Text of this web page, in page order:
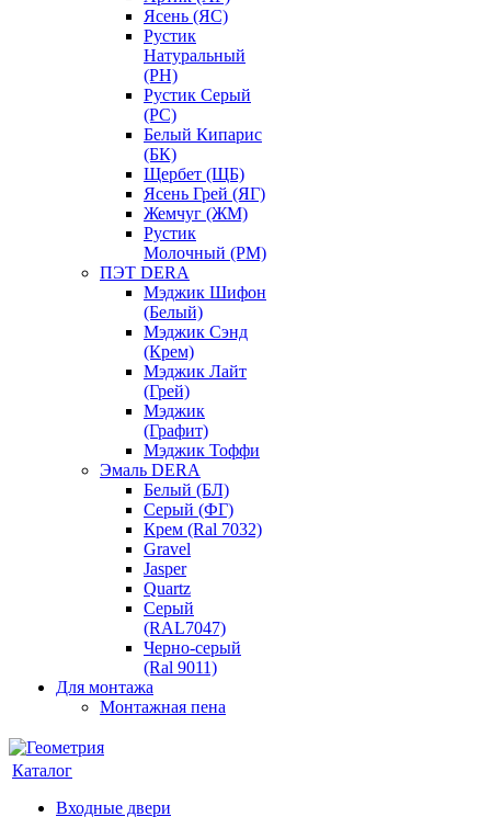
Ясень (ЯС)
Рустик
Натуральный
(РН)
Рустик Серый
(РС)
Белый Кипарис
(БК)
Щербет (ЩБ)
Ясень Грей (ЯГ)
Жемчуг (ЖМ)
Рустик
Молочный (РМ)
ПЭТ DERA
Мэджик Шифон
(Белый)
Мэджик Сэнд
(Крем)
Мэджик Лайт
(Грей)
Мэджик
(Графит)
Мэджик Тоффи
Эмаль DERA
Белый (БЛ)
Серый (ФГ)
Крем (Ral 7032)
Gravel
Jasper
Quartz
Серый
(RAL7047)
Черно-серый
(Ral 9011)
Для монтажа
Монтажная пена
Каталог
Входные двери